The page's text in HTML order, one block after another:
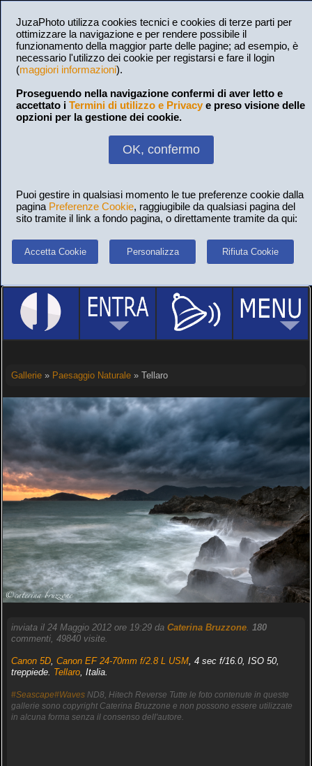
JuzaPhoto utilizza cookies tecnici e cookies di terze parti per
ottimizzare la navigazione e per rendere possibile il
funzionamento della maggior parte delle pagine; ad esempio, è
necessario l'utilizzo dei cookie per registarsi e fare il login
(maggiori informazioni).
Proseguendo nella navigazione confermi di aver letto e
accettato i Termini di utilizzo e Privacy e preso visione delle
opzioni per la gestione dei cookie.
OK, confermo
Puoi gestire in qualsiasi momento le tue preferenze cookie dalla
pagina Preferenze Cookie, raggiugibile da qualsiasi pagina del
sito tramite il link a fondo pagina, o direttamente tramite da qui:
Accetta Cookie Personalizza Rifiuta Cookie
Gallerie» Paesaggio Naturale» Tellaro
inviata il 24 Maggio 2012 ore 19:29 da Caterina Bruzzone. 180
commenti, 49840 visite.
Canon 5D, Canon EF 24-70mm f/2.8 L USM, 4 sec f/16.0, ISO 50,
treppiede. Tellaro, Italia.
#Seascape#WavesND8, Hitech Reverse Tutte le foto contenute in queste
gallerie sono copyright Caterina Bruzzone e non possono essere utilizzate
in alcuna forma senza il consenso dell'autore.